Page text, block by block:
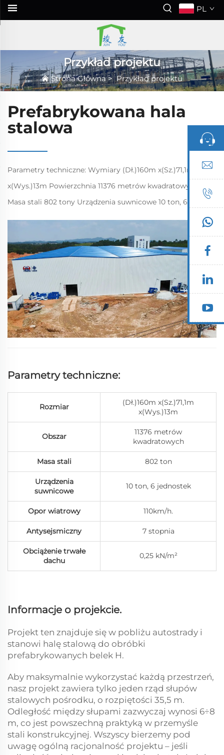
PL
Przykład projektu
Strona Główna>Przykład projektu
Prefabrykowana hala
stalowa
Parametry techniczne: Wymiary (Dł.)160m x(Sz.)71,1m
x(Wys.)13m Powierzchnia 11376 metrów kwadratowych
Masa stali 802 tony Urządzenia suwnicowe 10 ton, 6
jednostek Odporność na wiatr 110km/h. Odporność
sejsmiczna klasa 7 Obciążenie stałe dachu 0,25kN/m²
Projekt i...
Parametry techniczne:
Rozmiar
(Dł.)160m x(Sz.)71,1m
x(Wys.)13m
Obszar
11376 metrów
kwadratowych
Masa stali 802 ton
Urządzenia
suwnicowe
10 ton, 6 jednostek
Opor wiatrowy 110km/h.
Antysejsmiczny 7 stopnia
Obciążenie trwałe
dachu
0,25 kN/m²
Informacje o projekcie.
Projekt ten znajduje się w pobliżu autostrady i
stanowi halę stalową do obróbki
prefabrykowanych belek H.
Aby maksymalnie wykorzystać każdą przestrzeń,
nasz projekt zawiera tylko jeden rząd słupów
stalowych pośrodku, o rozpiętości 35,5 m.
Odległość między słupami zazwyczaj wynosi 6÷8
m, co jest powszechną praktyką w przemyśle
stali konstrukcyjnej. Wszyscy bierzemy pod
uwagę ogólną racjonalność projektu – jeśli